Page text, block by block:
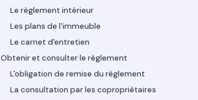
Le règlement intérieur
Les plans de l'immeuble
Le carnet d'entretien
Obtenir et consulter le règlement
L'obligation de remise du règlement
La consultation par les copropriétaires